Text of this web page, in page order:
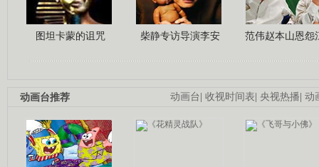
图坦卡蒙的诅咒 柴静专访导演李安 范伟赵本山恩怨
动画台| 收视时间表| 央视热播| 动
动画台推荐